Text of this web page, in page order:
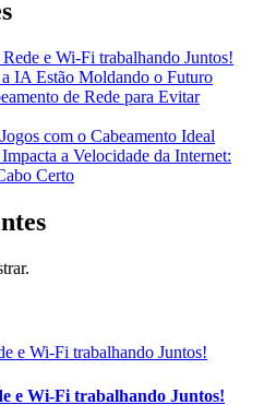
e Wi-Fi trabalhando Juntos!
IA Estão Moldando o Futuro
de Rede para Evitar
com o Cabeamento Ideal
a Velocidade da Internet:
Certo
e Wi-Fi trabalhando Juntos!